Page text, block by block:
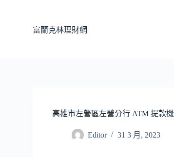
富蘭克林理財網
高雄市左營區左營分行 ATM 提款機
Editor 31 3 月, 2023